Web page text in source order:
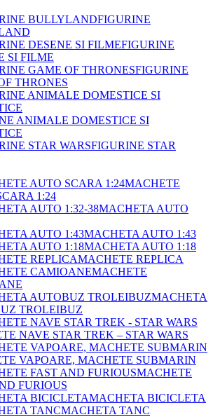
FIGURINE
FIGURINE
SI FILME
FIGURINE
THRONES
ANIMALE DOMESTICE SI
FIGURINE STAR
MACHETE
1:24
MACHETA AUTO
MACHETA AUTO 1:43
MACHETA AUTO 1:18
MACHETE REPLICA
MACHETE
MACHETA
TROLEIBUZ
NAVE STAR TREK – STAR WARS
VAPOARE, MACHETE SUBMARIN
MACHETE
FURIOUS
MACHETA BICICLETA
MACHETA TANC